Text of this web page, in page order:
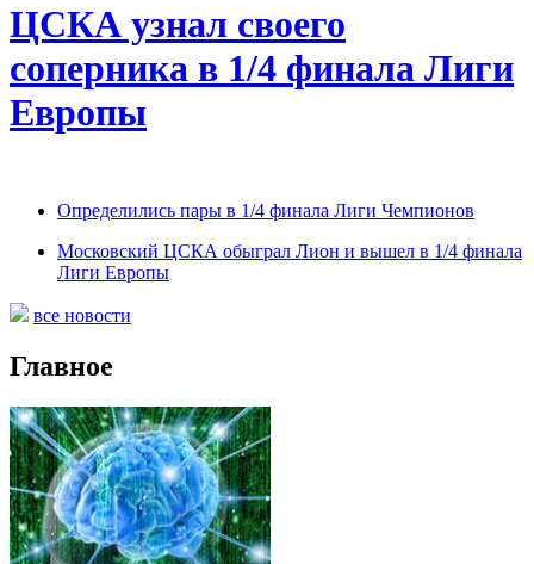
ЦСКА узнал своего
соперника в 1/4 финала Лиги
Европы
Определились пары в 1/4 финала Лиги Чемпионов
Московский ЦСКА обыграл Лион и вышел в 1/4 финала
Лиги Европы
все новости
Главное